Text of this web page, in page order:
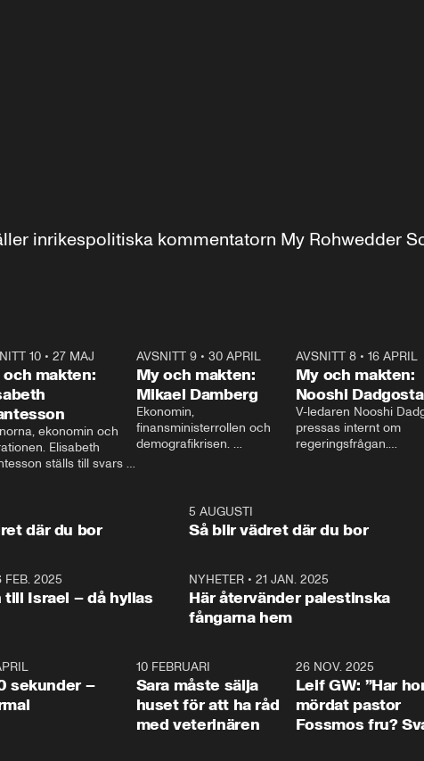
inrikespolitiska kommentatorn My Rohwedder
10 •27 MAJ
och makten:
ekonomin och
Elisabeth
ställs till svars
AVSNITT 9• 30 APRIL
My och makten:
Mikael Damberg
Ekonomin,
finansministerrollen och
demografikrisen.
och Makten.
AVSNITT 8• 16 APRIL
My och makten:
Nooshi
V-ledaren Nooshi
pressas internt om
regeringsfrågan.
– Vi ställer upp i val.
vara med så sitter vi
1:06
där du bor
5 AUGUSTI
Så blir vädret där du bor
FEB. 2025
till Israel – då hyllas
NYHETER •21 JAN. 2025
Här återvänder palestinska
fångarna hem
sekunder –
10 FEBRUARI
Sara måste sälja
huset för att ha råd
med veterinären
26 NOV. 2025
Leif GW: ”Har
mördat pastor
Fossmos fru?